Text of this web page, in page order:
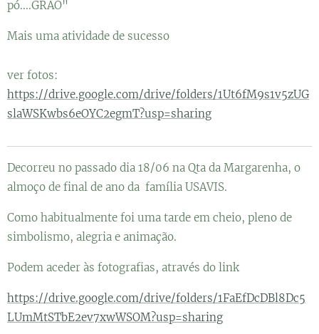
pó....GRÂO"
Mais uma atividade de sucesso
ver fotos:
https://drive.google.com/drive/folders/1Ut6fM9s1v5zUG
slaWSKwbs6eOYC2egmT?usp=sharing
Decorreu no passado dia 18/06 na Qta da Margarenha, o
almoço de final de ano da família USAVIS.
Como habitualmente foi uma tarde em cheio, pleno de
simbolismo, alegria e animação.
Podem aceder às fotografias, através do link
https://drive.google.com/drive/folders/1FaEfDcDBl8Dc5
LUmMtSTbE2ev7xwWSOM?usp=sharing